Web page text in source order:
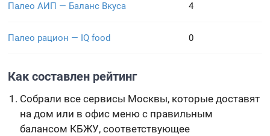
Палео АИП — Баланс Вкуса 4
Палео рацион — IQ food 0
Как составлен рейтинг
Собрали все сервисы Москвы, которые доставят
на дом или в офис меню с правильным
балансом КБЖУ, соответствующее